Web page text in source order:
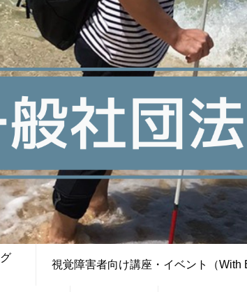
視覚障害者向け講座・イベント（With